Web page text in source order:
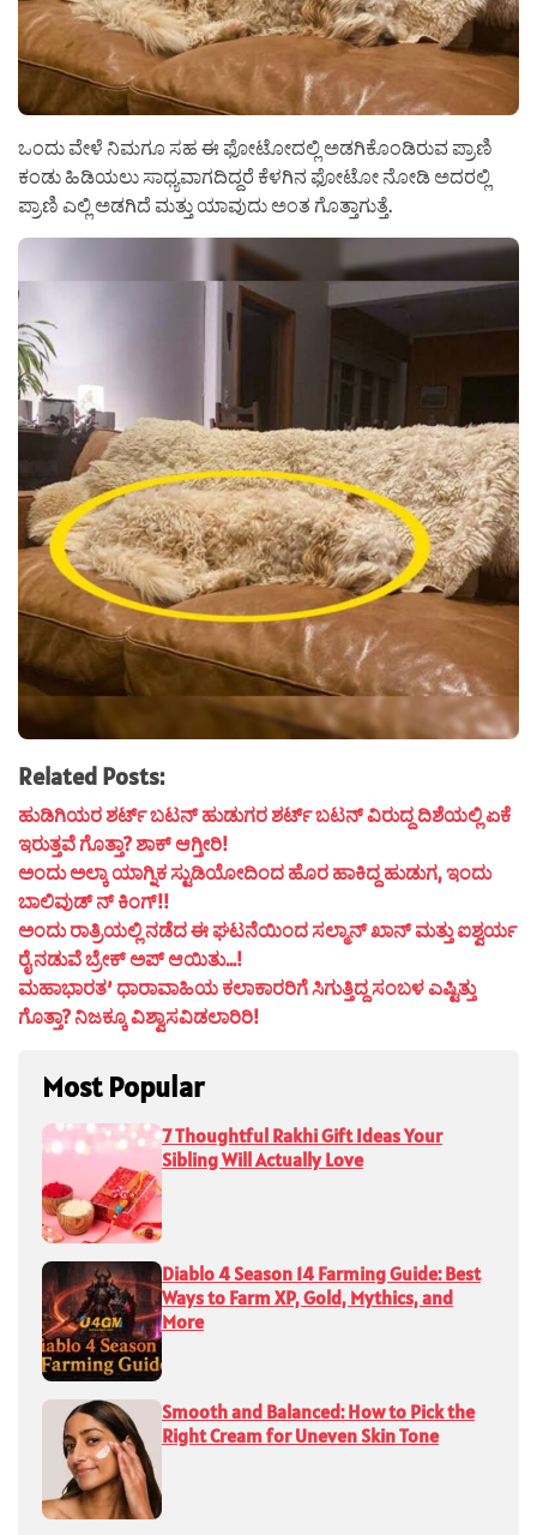
ಒಂದು ವೇಳೆ ನಿಮಗೂ ಸಹ ಈ ಫೋಟೋದಲ್ಲಿ ಅಡಗಿಕೊಂಡಿರುವ ಪ್ರಾಣಿ
ಕಂಡು ಹಿಡಿಯಲು ಸಾಧ್ಯವಾಗದಿದ್ದರೆ ಕೆಳಗಿನ ಫೋಟೋ ನೋಡಿ ಅದರಲ್ಲಿ
ಪ್ರಾಣಿ ಎಲ್ಲಿ ಅಡಗಿದೆ ಮತ್ತು ಯಾವುದು ಅಂತ ಗೊತ್ತಾಗುತ್ತೆ.
Related Posts:
ಹುಡಿಗಿಯರ ಶರ್ಟ್ ಬಟನ್ ಹುಡುಗರ ಶರ್ಟ್ ಬಟನ್ ವಿರುದ್ದ ದಿಶೆಯಲ್ಲಿ ಏಕೆ
ಇರುತ್ತವೆ ಗೊತ್ತಾ? ಶಾಕ್ ಆಗ್ತೀರಿ!
ಅಂದು ಅಲ್ಕಾ ಯಾಗ್ನಿಕ ಸ್ಟುಡಿಯೋದಿಂದ ಹೊರ ಹಾಕಿದ್ದ ಹುಡುಗ, ಇಂದು
ಬಾಲಿವುಡ್ ನ್ ಕಿಂಗ್!!
ಅಂದು ರಾತ್ರಿಯಲ್ಲಿ ನಡೆದ ಈ ಘಟನೆಯಿಂದ ಸಲ್ಮಾನ್ ಖಾನ್ ಮತ್ತು ಐಶ್ವರ್ಯ
ರೈ ನಡುವೆ ಬ್ರೇಕ್ ಅಪ್ ಆಯಿತು…!
ಮಹಾಭಾರತ’ ಧಾರಾವಾಹಿಯ ಕಲಾಕಾರರಿಗೆ ಸಿಗುತ್ತಿದ್ದ ಸಂಬಳ ಎಷ್ಟಿತ್ತು
ಗೊತ್ತಾ? ನಿಜಕ್ಕೂ ವಿಶ್ವಾಸವಿಡಲಾರಿರಿ!
Most Popular
7 Thoughtful Rakhi Gift Ideas Your
Sibling Will Actually Love
Diablo 4 Season 14 Farming Guide: Best
Ways to Farm XP, Gold, Mythics, and
More
Smooth and Balanced: How to Pick the
Right Cream for Uneven Skin Tone